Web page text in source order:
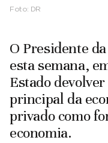
Foto: DR
O Presidente
esta semana,
Estado
principal da
privado como
economia.